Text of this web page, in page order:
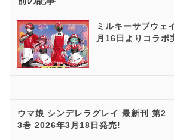
ミルキーサブウェ
月16日よりコラボ
ウマ娘 シンデレラグレイ 最新刊 第2
3巻 2026年3月18日発売!